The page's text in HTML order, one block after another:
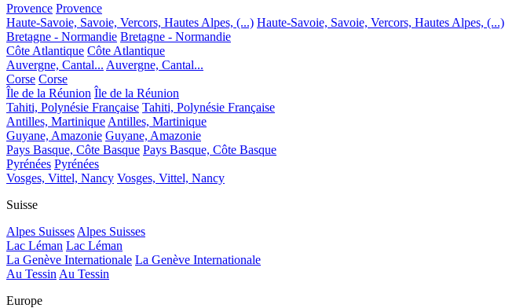
Provence Provence
Haute-Savoie, Savoie, Vercors, Hautes Alpes, (...) Haute-Savoie, Savoie, Vercors, Hautes Alpes, (...)
Bretagne - Normandie Bretagne - Normandie
Côte Atlantique Côte Atlantique
Auvergne, Cantal... Auvergne, Cantal...
Corse Corse
Île de la Réunion Île de la Réunion
Tahiti, Polynésie Française Tahiti, Polynésie Française
Antilles, Martinique Antilles, Martinique
Guyane, Amazonie Guyane, Amazonie
Pays Basque, Côte Basque Pays Basque, Côte Basque
Pyrénées Pyrénées
Vosges, Vittel, Nancy Vosges, Vittel, Nancy
Suisse
Alpes Suisses Alpes Suisses
Lac Léman Lac Léman
La Genève Internationale La Genève Internationale
Au Tessin Au Tessin
Europe